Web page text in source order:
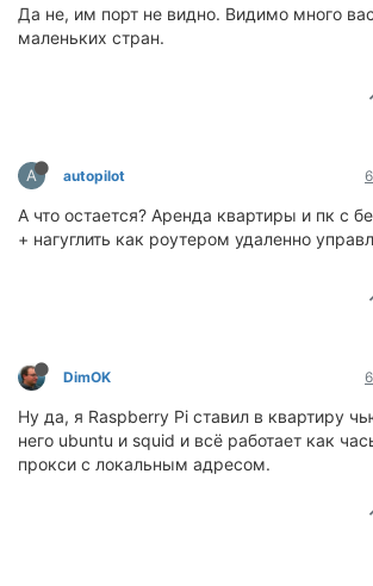
Да не, им порт не видно. Видимо много
маленьких стран.
A autopilot
А что остается? Аренда квартиры и пк с
+ нагуглить как роутером удаленно
DimOK
Ну да, я Raspberry Pi ставил в квартиру
него ubuntu и squid и всё работает как
прокси с локальным адресом.